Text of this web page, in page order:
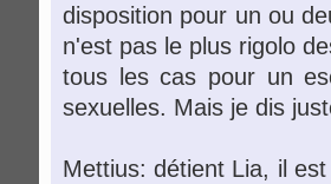
disposition pour un ou
n'est pas le plus rigolo
tous les cas pour un
sexuelles. Mais je dis
Mettius: détient Lia, il